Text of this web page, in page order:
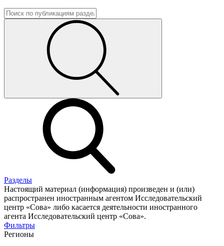
Разделы
Настоящий материал (информация) произведен и (или)
распространен иностранным агентом Исследовательский
центр «Сова» либо касается деятельности иностранного
агента Исследовательский центр «Сова».
Фильтры
Регионы